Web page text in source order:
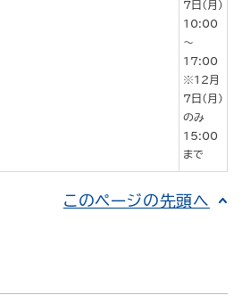
７日（月）
10:00
～
17:00
※12月
７日（月）
のみ
15:00
まで
このページの先頭へ